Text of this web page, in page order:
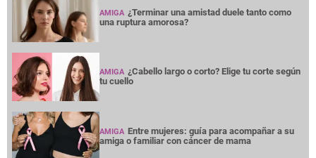
AMIGA ¿Terminar una amistad duele tanto como
una ruptura amorosa?
AMIGA ¿Cabello largo o corto? Elige tu corte según
tu cuello
AMIGA Entre mujeres: guía para acompañar a su
amiga o familiar con cáncer de mama